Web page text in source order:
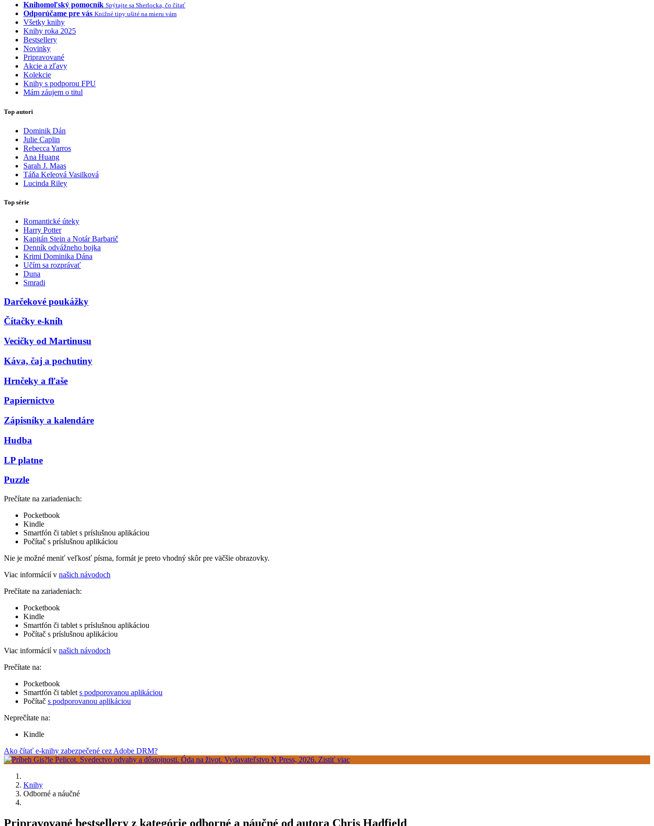
Knihomoľský pomocník Spýtajte sa Sherlocka, čo čítať
Odporúčame pre vás Knižné tipy ušité na mieru vám
Všetky knihy
Knihy roka 2025
Bestsellery
Novinky
Pripravované
Akcie a zľavy
Kolekcie
Knihy s podporou FPU
Mám záujem o titul
Top autori
Dominik Dán
Julie Caplin
Rebecca Yarros
Ana Huang
Sarah J. Maas
Táňa Keleová Vasilková
Lucinda Riley
Top série
Romantické úteky
Harry Potter
Kapitán Stein a Notár Barbarič
Denník odvážneho bojka
Krimi Dominika Dána
Učím sa rozprávať
Duna
Smradi
Darčekové poukážky
Čítačky e-kníh
Vecičky od Martinusu
Káva, čaj a pochutiny
Hrnčeky a fľaše
Papiernictvo
Zápisníky a kalendáre
Hudba
LP platne
Puzzle
Prečítate na zariadeniach:
Pocketbook
Kindle
Smartfón či tablet s príslušnou aplikáciou
Počítač s príslušnou aplikáciou
Nie je možné meniť veľkosť písma, formát je preto vhodný skôr pre väčšie obrazovky.
Viac informácií v našich návodoch
Prečítate na zariadeniach:
Pocketbook
Kindle
Smartfón či tablet s príslušnou aplikáciou
Počítač s príslušnou aplikáciou
Viac informácií v našich návodoch
Prečítate na:
Pocketbook
Smartfón či tablet s podporovanou aplikáciou
Počítač s podporovanou aplikáciou
Neprečítate na:
Kindle
Ako čítať e-knihy zabezpečené cez Adobe DRM?
Knihy
Odborné a náučné
Pripravované bestsellery z kategórie odborné a náučné od autora Chris Hadfield